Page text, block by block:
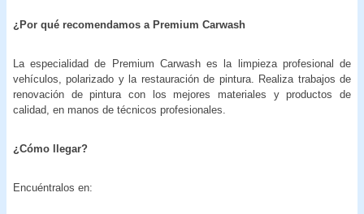
¿Por qué recomendamos a Premium Carwash
La especialidad de Premium Carwash es la limpieza profesional de
vehículos, polarizado y la restauración de pintura. Realiza trabajos de
renovación de pintura con los mejores materiales y productos de
calidad, en manos de técnicos profesionales.
¿Cómo llegar?
Encuéntralos en: